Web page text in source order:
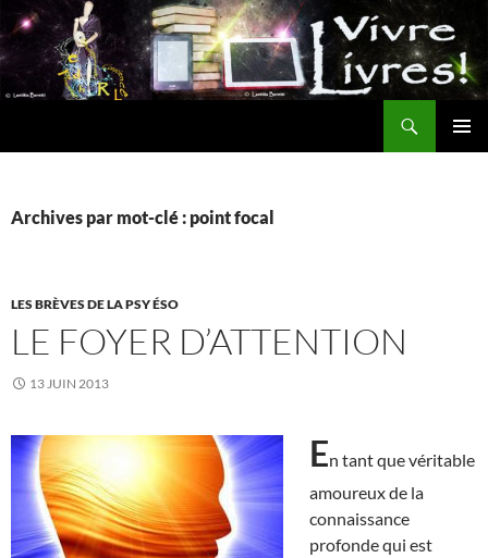
Aller
au
contenu
Archives par mot-clé : point focal
LES BRÈVES DE LA PSY ÉSO
LE FOYER D’ATTENTION
13 JUIN 2013
En tant que véritable
amoureux de la
connaissance
profonde qui est